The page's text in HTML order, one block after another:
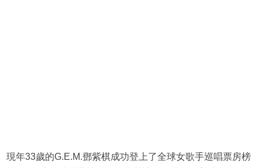
現年33歲的G.E.M.鄧紫棋成功登上了全球女歌手巡唱票房榜